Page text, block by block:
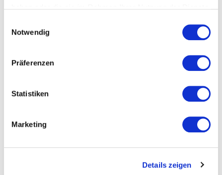
Notwendig
Präferenzen
Statistiken
Marketing
Details zeigen